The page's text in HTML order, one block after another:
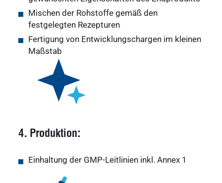
Mischen der Rohstoffe gemäß den
festgelegten Rezepturen
Fertigung von Entwicklungschargen im kleinen
Maßstab
4. Produktion:
Einhaltung der GMP-Leitlinien inkl. Annex 1